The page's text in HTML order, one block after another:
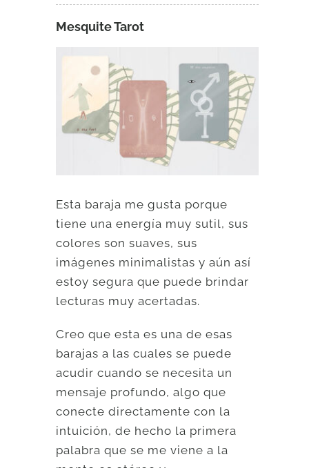
Mesquite Tarot
Esta baraja me gusta porque
tiene una energía muy sutil, sus
colores son suaves, sus
imágenes minimalistas y aún así
estoy segura que puede brindar
lecturas muy acertadas.
Creo que esta es una de esas
barajas a las cuales se puede
acudir cuando se necesita un
mensaje profundo, algo que
conecte directamente con la
intuición, de hecho la primera
palabra que se me viene a la